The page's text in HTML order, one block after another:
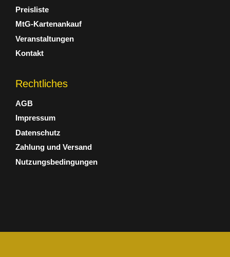
Preisliste
MtG-Kartenankauf
Veranstaltungen
Kontakt
Rechtliches
AGB
Impressum
Datenschutz
Zahlung und Versand
Nutzungsbedingungen